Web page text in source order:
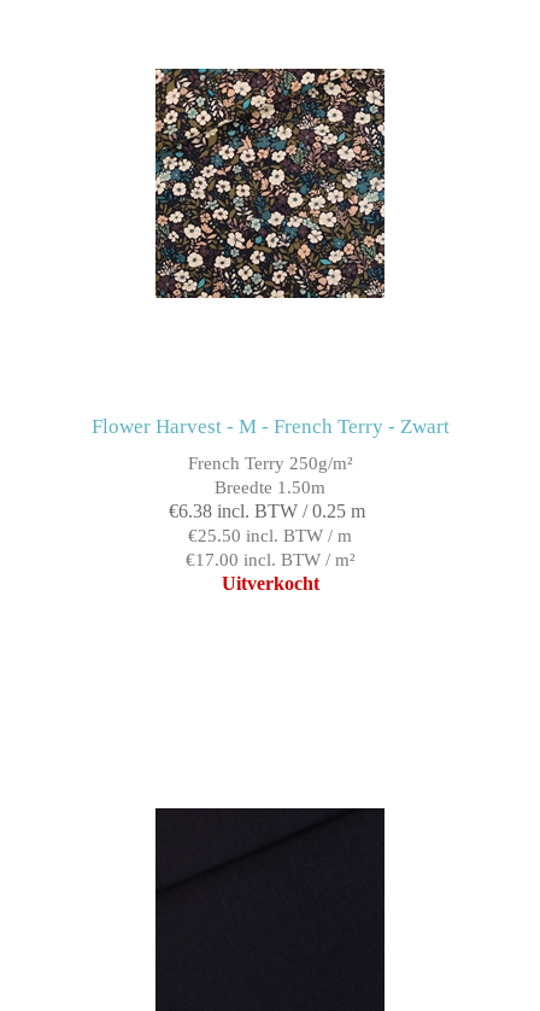
Flower Harvest - M - French Terry - Zwart
French Terry 250g/m²
Breedte 1.50m
€6.38 incl. BTW / 0.25 m
€25.50 incl. BTW / m
€17.00 incl. BTW / m²
Uitverkocht